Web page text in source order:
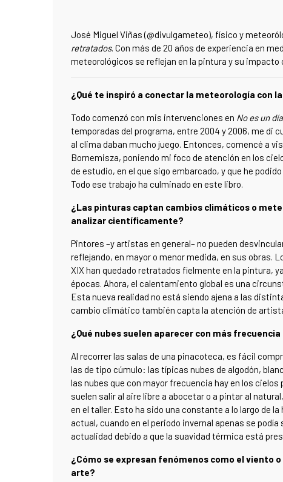
José Miguel Viñas (@divulgameteo), físico y
retratados. Con más de 20 años de experiencia en
meteorológicos se reflejan en la pintura y su impacto
¿Qué te inspiró a conectar la meteorología con
Todo comenzó con mis intervenciones en No es un
temporadas del programa, entre 2004 y 2006, me di
al clima daban mucho juego. Entonces, comencé a
Bornemisza, poniendo mi foco de atención en los
de estudio, en el que sigo embarcado, y que he
Todo ese trabajo ha culminado en este libro.
¿Las pinturas captan cambios climáticos o
analizar científicamente?
Pintores –y artistas en general– no pueden
reflejando, en mayor o menor medida, en sus obras.
XIX han quedado retratados fielmente en la pintura,
épocas. Ahora, el calentamiento global es una
Esta nueva realidad no está siendo ajena a las
cambio climático también capta la atención de
¿Qué nubes suelen aparecer con más
Al recorrer las salas de una pinacoteca, es fácil
las de tipo cúmulo: las típicas nubes de algodón,
las nubes que con mayor frecuencia hay en los
suelen salir al aire libre a abocetar o a pintar al
en el taller. Esto ha sido una constante a lo largo de
actual, cuando en el periodo invernal apenas se
actualidad debido a que la suavidad térmica está
¿Cómo se expresan fenómenos como el viento
arte?